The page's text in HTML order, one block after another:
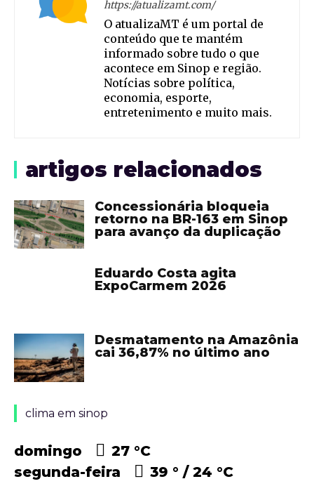
https://atualizamt.com/
O atualizaMT é um portal de
conteúdo que te mantém
informado sobre tudo o que
acontece em Sinop e região.
Notícias sobre política,
economia, esporte,
entretenimento e muito mais.
artigos relacionados
Concessionária bloqueia
retorno na BR-163 em Sinop
para avanço da duplicação
Eduardo Costa agita
ExpoCarmem 2026
Desmatamento na Amazônia
cai 36,87% no último ano
clima em sinop
domingo 27 °C
segunda-feira
39 ° 24 °C